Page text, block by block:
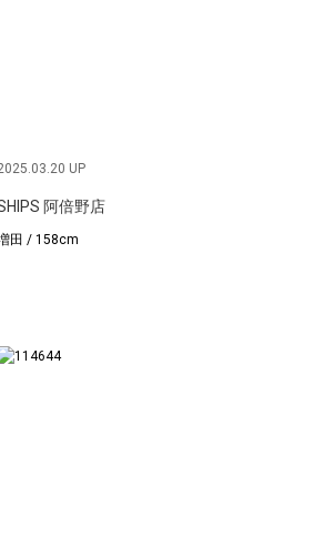
UP
阿倍野店
田 / 158cm